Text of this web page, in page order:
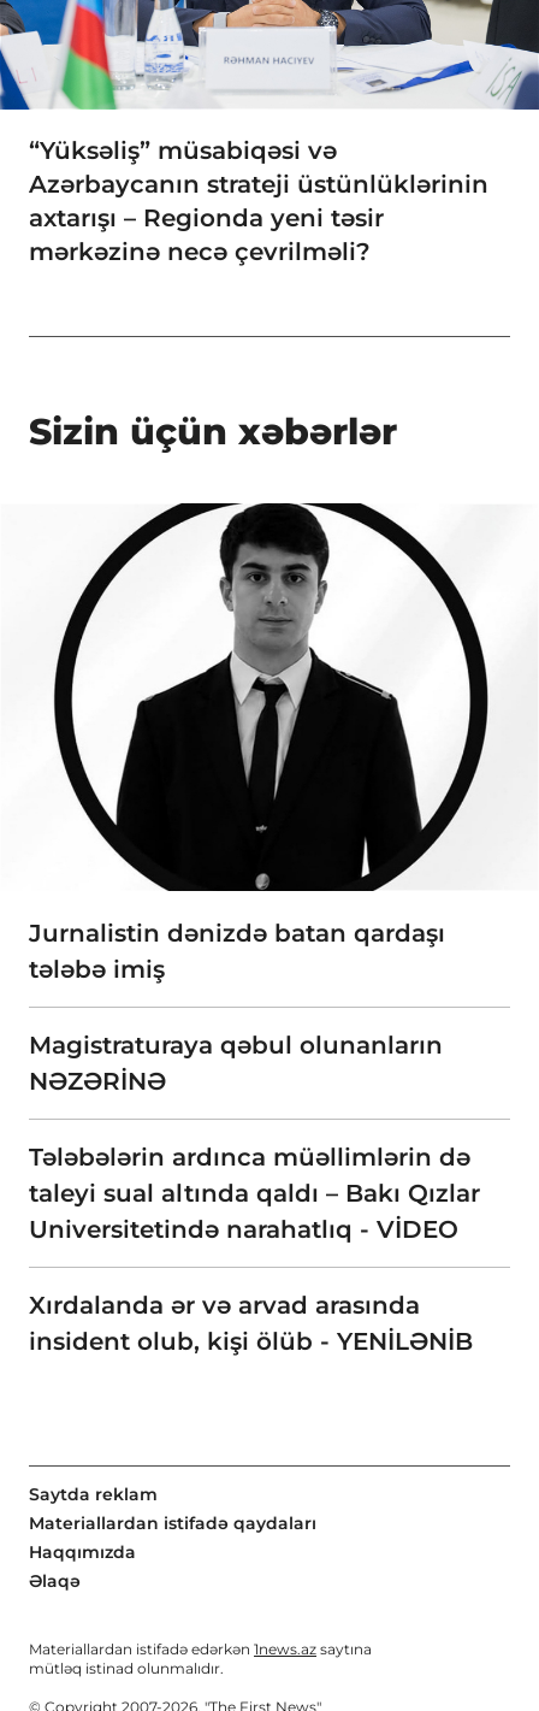
“Yüksəliş” müsabiqəsi və
Azərbaycanın strateji üstünlüklərinin
axtarışı – Regionda yeni təsir
mərkəzinə necə çevrilməli?
Sizin üçün xəbərlər
Jurnalistin dənizdə batan qardaşı
tələbə imiş
Magistraturaya qəbul olunanların
NƏZƏRİNƏ
Tələbələrin ardınca müəllimlərin də
taleyi sual altında qaldı – Bakı Qızlar
Universitetində narahatlıq - VİDEO
Xırdalanda ər və arvad arasında
insident olub, kişi ölüb - YENİLƏNİB
Saytda reklam
Materiallardan istifadə qaydaları
Haqqımızda
Əlaqə
Materiallardan istifadə edərkən 1news.az saytına
mütləq istinad olunmalıdır.
© Copyright 2007-2026. "The First News"